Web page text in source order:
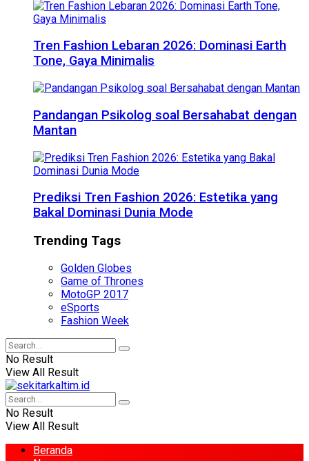
Tren Fashion Lebaran 2026: Dominasi Earth
Tone, Gaya Minimalis
Pandangan Psikolog soal Bersahabat dengan
Mantan
Prediksi Tren Fashion 2026: Estetika yang
Bakal Dominasi Dunia Mode
Trending Tags
Golden Globes
Game of Thrones
MotoGP 2017
eSports
Fashion Week
No Result
View All Result
No Result
View All Result
Beranda